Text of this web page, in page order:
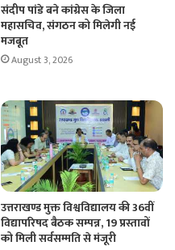
संदीप पांडे बने कांग्रेस के जिला
महासचिव, संगठन को मिलेगी नई
मजबूत
August 3, 2026
उत्तराखण्ड मुक्त विश्वविद्यालय की 36वीं
विद्यापरिषद बैठक सम्पन्न, 19 प्रस्तावों
को मिली सर्वसम्मति से मंजूरी